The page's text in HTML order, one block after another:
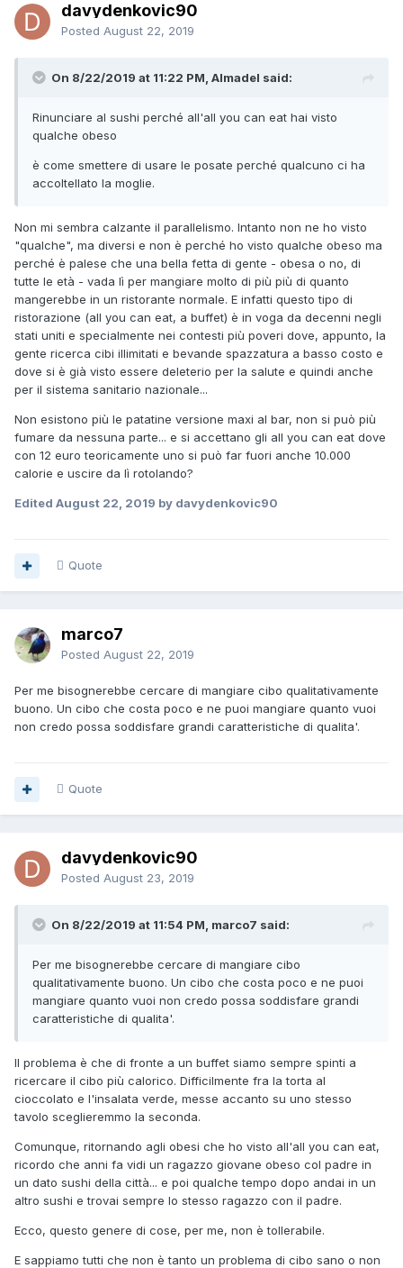
davydenkovic90
Posted August 22, 2019
On 8/22/2019 at 11:22 PM, Almadel said:
Rinunciare al sushi perché all'all you can eat hai visto
qualche obeso
è come smettere di usare le posate perché qualcuno ci ha
accoltellato la moglie.
Non mi sembra calzante il parallelismo. Intanto non ne ho visto
"qualche", ma diversi e non è perché ho visto qualche obeso ma
perché è palese che una bella fetta di gente - obesa o no, di
tutte le età - vada lì per mangiare molto di più più di quanto
mangerebbe in un ristorante normale. E infatti questo tipo di
ristorazione (all you can eat, a buffet) è in voga da decenni negli
stati uniti e specialmente nei contesti più poveri dove, appunto, la
gente ricerca cibi illimitati e bevande spazzatura a basso costo e
dove si è già visto essere deleterio per la salute e quindi anche
per il sistema sanitario nazionale...
Non esistono più le patatine versione maxi al bar, non si può più
fumare da nessuna parte... e si accettano gli all you can eat dove
con 12 euro teoricamente uno si può far fuori anche 10.000
calorie e uscire da lì rotolando?
Edited August 22, 2019 by davydenkovic90
Quote
marco7
Posted August 22, 2019
Per me bisognerebbe cercare di mangiare cibo qualitativamente
buono. Un cibo che costa poco e ne puoi mangiare quanto vuoi
non credo possa soddisfare grandi caratteristiche di qualita'.
Quote
davydenkovic90
Posted August 23, 2019
On 8/22/2019 at 11:54 PM, marco7 said:
Per me bisognerebbe cercare di mangiare cibo
qualitativamente buono. Un cibo che costa poco e ne puoi
mangiare quanto vuoi non credo possa soddisfare grandi
caratteristiche di qualita'.
Il problema è che di fronte a un buffet siamo sempre spinti a
ricercare il cibo più calorico. Difficilmente fra la torta al
cioccolato e l'insalata verde, messe accanto su uno stesso
tavolo sceglieremmo la seconda.
Comunque, ritornando agli obesi che ho visto all'all you can eat,
ricordo che anni fa vidi un ragazzo giovane obeso col padre in
un dato sushi della città... e poi qualche tempo dopo andai in un
altro sushi e trovai sempre lo stesso ragazzo con il padre.
Ecco, questo genere di cose, per me, non è tollerabile.
E sappiamo tutti che non è tanto un problema di cibo sano o non